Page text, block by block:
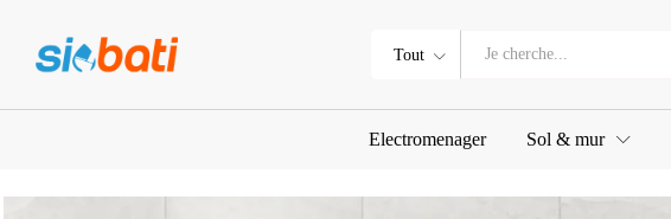
Tout
Electromenager Sol & mur